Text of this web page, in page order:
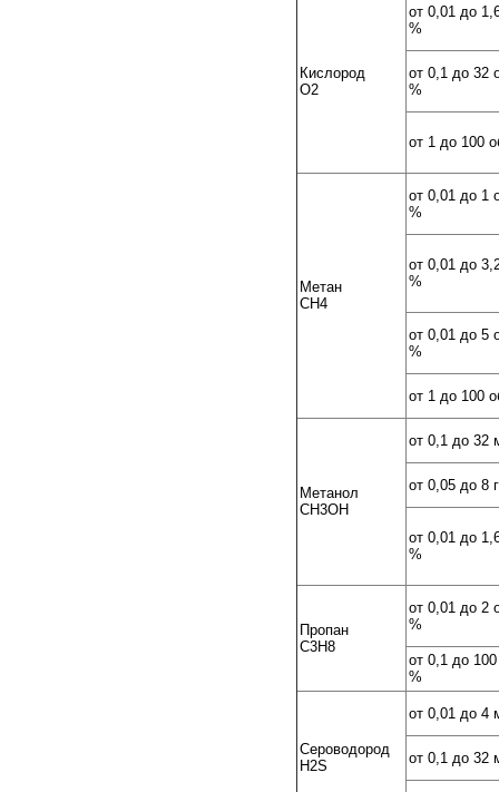
Кислород
O2
от 0,01 до
%
от 0,1 до 32
%
от 1 до 100
Метан
CH4
от 0,01 до 1
%
от 0,01 до
%
от 0,01 до 5
%
от 1 до 100
Метанол
CH3OH
от 0,1 до 32
от 0,05 до 8
от 0,01 до
%
Пропан
C3H8
от 0,01 до 2
%
от 0,1 до
%
Сероводород
H2S
от 0,01 до 4
от 0,1 до 32